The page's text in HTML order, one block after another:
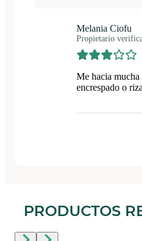
Melania Ciofu
Propietario
Me hacia
encrespado o
PRODUCTOS